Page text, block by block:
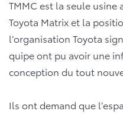
TMMC est la seule
Toyota Matrix et la
l’organisation Toyota
quipe ont pu avoir une
conception du tout
Ils ont demand que